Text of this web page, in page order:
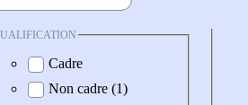
Cadre
Non cadre (1)